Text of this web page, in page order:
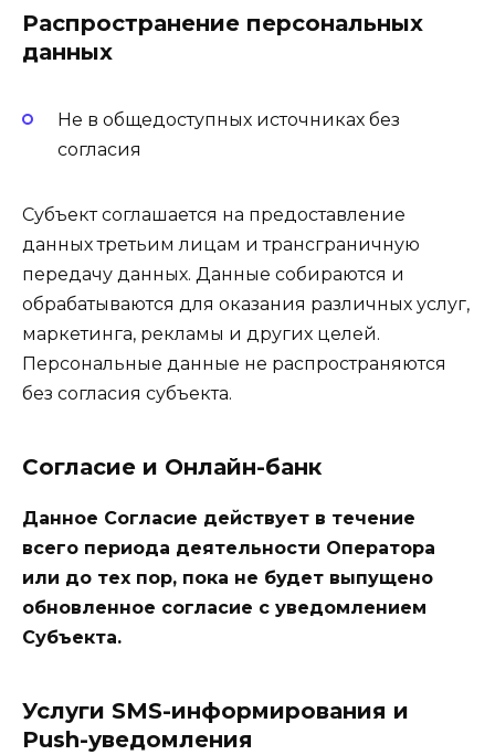
Распространение персональных
данных
Не в общедоступных источниках без
согласия
Субъект соглашается на предоставление
данных третьим лицам и трансграничную
передачу данных. Данные собираются и
обрабатываются для оказания различных услуг,
маркетинга, рекламы и других целей.
Персональные данные не распространяются
без согласия субъекта.
Согласие и Онлайн-банк
Данное Согласие действует в течение
всего периода деятельности Оператора
или до тех пор, пока не будет выпущено
обновленное согласие с уведомлением
Субъекта.
Услуги SMS-информирования и
Push-уведомления